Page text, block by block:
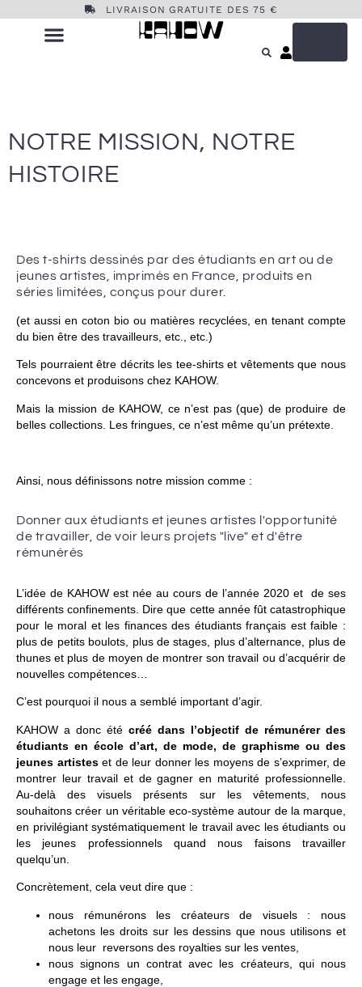
LIVRAISON GRATUITE DES 75 €
NOTRE MISSION, NOTRE
HISTOIRE
Des t-shirts dessinés par des étudiants en art ou de
jeunes artistes, imprimés en France, produits en
séries limitées, conçus pour durer.
(et aussi en coton bio ou matières recyclées, en tenant compte
du bien être des travailleurs, etc., etc.)
Tels pourraient être décrits les tee-shirts et vêtements que nous
concevons et produisons chez KAHOW.
Mais la mission de KAHOW, ce n’est pas (que) de produire de
belles collections. Les fringues, ce n’est même qu’un prétexte.
Ainsi, nous définissons notre mission comme :
Donner aux étudiants et jeunes artistes l'opportunité
de travailler, de voir leurs projets "live" et d'être
rémunérés
L’idée de KAHOW est née au cours de l’année 2020 et de ses
différents confinements. Dire que cette année fût catastrophique
pour le moral et les finances des étudiants français est faible :
plus de petits boulots, plus de stages, plus d’alternance, plus de
thunes et plus de moyen de montrer son travail ou d’acquérir de
nouvelles compétences…
C’est pourquoi il nous a semblé important d’agir.
KAHOW a donc été créé dans l’objectif de rémunérer des
étudiants en école d’art, de mode, de graphisme ou des
jeunes artisteset de leur donner les moyens de s’exprimer, de
montrer leur travail et de gagner en maturité professionnelle.
Au-delà des visuels présents sur les vêtements, nous
souhaitons créer un véritable eco-système autour de la marque,
en privilégiant systématiquement le travail avec les étudiants ou
les jeunes professionnels quand nous faisons travailler
quelqu’un.
Concrètement, cela veut dire que :
nous rémunérons les créateurs de visuels : nous
achetons les droits sur les dessins que nous utilisons et
nous leur reversons des royalties sur les ventes,
nous signons un contrat avec les créateurs, qui nous
engage et les engage,